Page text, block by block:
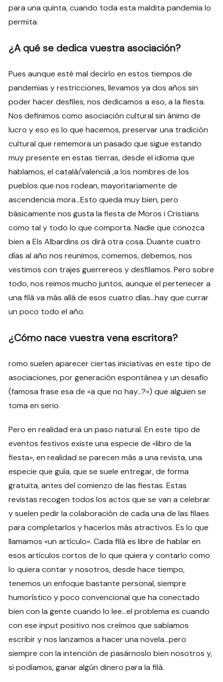
para una quinta, cuando toda esta maldita pandemia lo
permita.
¿A qué se dedica vuestra asociación?
Pues aunque esté mal decirlo en estos tiempos de
pandemias y restricciones, llevamos ya dos años sin
poder hacer desfiles, nos dedicamos a eso, a la fiesta.
Nos definimos como asociación cultural sin ánimo de
lucro y eso es lo que hacemos, preservar una tradición
cultural que rememora un pasado que sigue estando
muy presente en estas tierras, desde el idioma que
hablamos, el català/valencià ,a los nombres de los
pueblos que nos rodean, mayoritariamente de
ascendencia mora…Esto queda muy bien, pero
básicamente nos gusta la fiesta de Moros i Cristians
como tal y todo lo que comporta. Nadie que conozca
bien a Els Albardins os dirá otra cosa. Duante cuatro
días al año nos reunimos, comemos, debemos, nos
vestimos con trajes guerrereos y desfilamos. Pero sobre
todo, nos reimos mucho juntos, aunque el pertenecer a
una filà va más allá de esos cuatro días…hay que currar
un poco todo el año.
¿Cómo nace vuestra vena escritora?
romo suelen aparecer ciertas iniciativas en este tipo de
asociaciones, por generación espontánea y un desafío
(famosa frase esa de «a que no hay…?») que alguien se
toma en serio.
Pero en realidad era un paso natural. En este tipo de
eventos festivos existe una especie de «libro de la
fiesta», en realidad se parecen más a una revista, una
especie que guía, que se suele entregar, de forma
gratuita, antes del comienzo de las fiestas. Estas
revistas recogen todos los actos que se van a celebrar
y suelen pedir la colaboración de cada una de las filaes
para completarlos y hacerlos más atractivos. Es lo que
llamamos «un artículo». Cada filà es libre de hablar en
esos artículos cortos de lo que quiera y contarlo como
lo quiera contar y nosotros, desde hace tiempo,
tenemos un enfoque bastante personal, siempre
humorístico y poco convencional que ha conectado
bien con la gente cuando lo lee…el problema es cuando
con ese input positivo nos creímos que sabíamos
escribir y nos lanzamos a hacer una novela…pero
siempre con la intención de pasárnoslo bien nosotros y,
si podíamos, ganar algún dinero para la filà.